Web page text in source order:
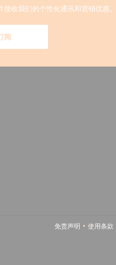
收我们的个性化通讯和营销优惠。
阅
口中打开))
免责声明((在新窗口中打
使用条款
((在